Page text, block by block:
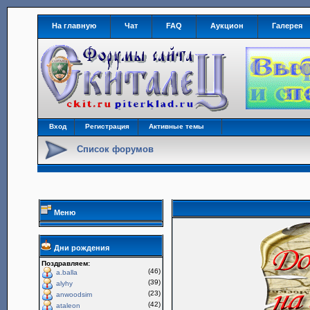
На главную Чат FAQ Аукцион Галерея
Вход Регистрация Активные темы
Список форумов
Меню
Дни рождения
Поздравляем:
a.balla
(46)
alyhy
(39)
anwoodsim
(23)
ataleon
(42)